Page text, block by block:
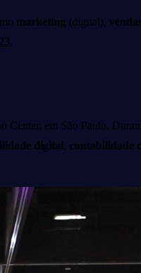
marketing (digital),
.
em São Paulo.
digital, contabilidade